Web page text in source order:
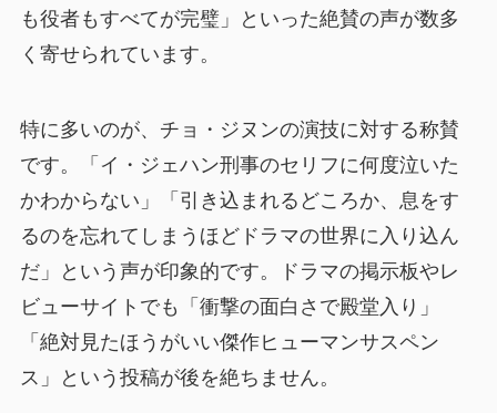
も役者もすべてが完璧」といった絶賛の声が数多
く寄せられています。
特に多いのが、チョ・ジヌンの演技に対する称賛
です。「イ・ジェハン刑事のセリフに何度泣いた
かわからない」「引き込まれるどころか、息をす
るのを忘れてしまうほどドラマの世界に入り込ん
だ」という声が印象的です。ドラマの掲示板やレ
ビューサイトでも「衝撃の面白さで殿堂入り」
「絶対見たほうがいい傑作ヒューマンサスペン
ス」という投稿が後を絶ちません。